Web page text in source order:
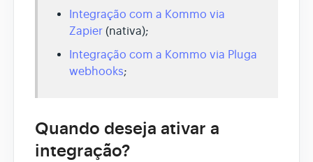
Integração com a Kommo via
Zapier (nativa);
Integração com a Kommo via Pluga
webhooks;
Quando deseja ativar a
integração?